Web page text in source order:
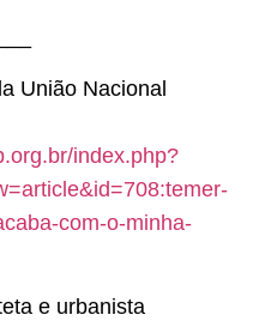
União Nacional
index.php?
com-o-minha-
e urbanista